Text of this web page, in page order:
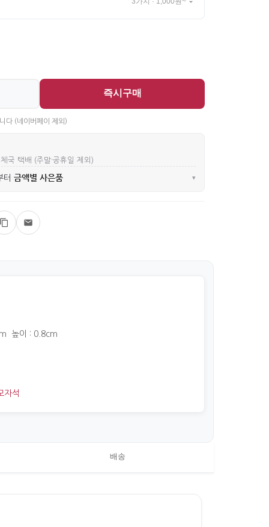
즉시구매
다 (네이버페이 제외)
국 택배 (주말·공휴일 제외)
터 금액별 사은품 ▾
높이 : 0.8cm
자석
배송